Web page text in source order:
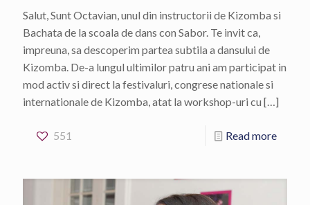
Salut, Sunt Octavian, unul din instructorii de Kizomba si
Bachata de la scoala de dans con Sabor. Te invit ca,
impreuna, sa descoperim partea subtila a dansului de
Kizomba. De-a lungul ultimilor patru ani am participat in
mod activ si direct la festivaluri, congrese nationale si
internationale de Kizomba, atat la workshop-uri cu […]
551 Read more